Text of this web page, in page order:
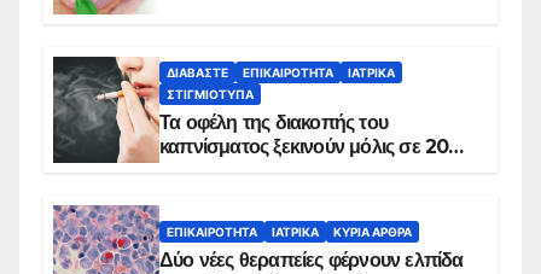
ΔΙΑΒΆΣΤΕ ΕΠΙΚΑΙΡΌΤΗΤΑ
ΙΑΤΡΙΚΆ
ΣΤΙΓΜΙΌΤΥΠΑ
Τα οφέλη της διακοπής του
καπνίσματος ξεκινούν μόλις σε 20
ΕΠΙΚΑΙΡΌΤΗΤΑ ΙΑΤΡΙΚΆ ΚΥΡΙΑ ΑΡΘΡΑ
Δύο νέες θεραπείες φέρνουν ελπίδα